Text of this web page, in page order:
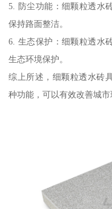
5. 防尘功能：细颗粒透水
保持路面整洁。
6. 生态保护：细颗粒透水
生态环境保护。
综上所述，细颗粒透水砖
种功能，可以有效改善城市